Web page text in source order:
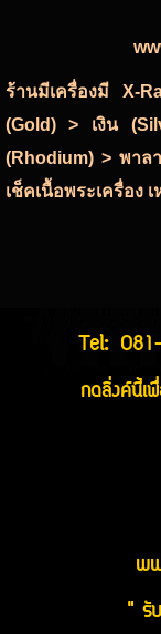
ร้านมีเครื่องมี X-
(Gold) > เงิน
(Rhodium) > พาล
เช็คเนื้อพระเครื่อง
Tel:
กดลิ่งค์นี้เ
" รั